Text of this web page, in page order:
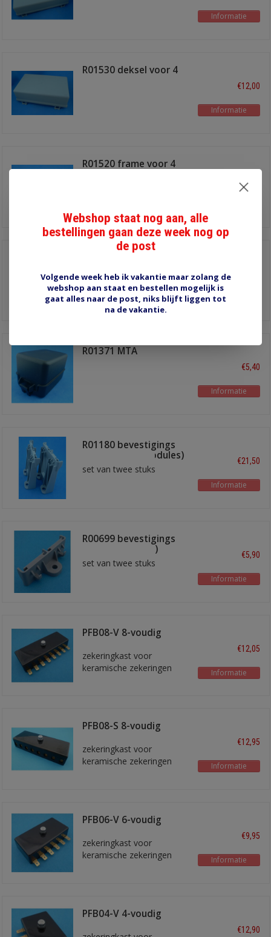
Informatie
R01530 deksel voor 4
€12,00
Informatie
R01520 frame voor 4
Verhoogde
montagevoeten
Informatie
R01371 MTA
€5,40
Informatie
R01180 bevestigings
oren hoog (2 modules)
set van twee stuks
€21,50
Informatie
R00699 bevestigings
oren (2 modules)
set van twee stuks
€5,90
Informatie
PFB08-V 8-voudig
zekeringkast voor
keramische zekeringen
€12,05
Informatie
PFB08-S 8-voudig
zekeringkast voor
keramische zekeringen
€12,95
Informatie
PFB06-V 6-voudig
zekeringkast voor
keramische zekeringen
€9,95
Informatie
PFB04-V 4-voudig
€12,90
Webshop staat nog aan, alle
bestellingen gaan deze week nog op
de post
Volgende week heb ik vakantie maar zolang de
webshop aan staat en bestellen mogelijk is
gaat alles naar de post, niks blijft liggen tot
na de vakantie.